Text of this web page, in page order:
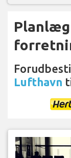
Lufthavn